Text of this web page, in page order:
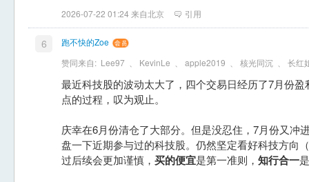
2026-07-22 01:24 来自北京 引用
6
跑不快的Zoe
赞同来自: Lee97 KevinLe apple2019 核光同沉 长红
最近科技股的波动太大了，四个交易日经历了7月份
点的过程，叹为观止。
庆幸在6月份清仓了大部分。但是没忍住，7月份又冲
盘一下近期参与过的科技股。仍然坚定看好科技方向
过后续会更加谨慎， 买的便宜是第一准则， 知行合一